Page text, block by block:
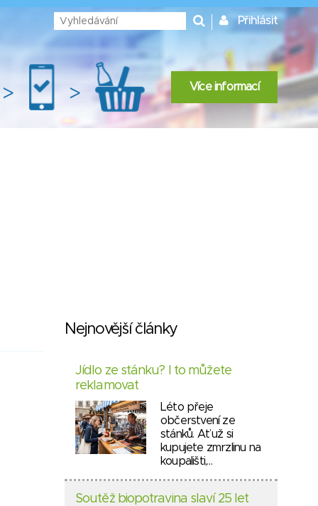
Přihlásit
> > Více informací
Nejnovější články
Jídlo ze stánku? I to můžete
reklamovat
Léto přeje
občerstvení ze
stánků. Ať už si
kupujete zmrzlinu na
koupališti,…
Soutěž biopotravina slaví 25 let